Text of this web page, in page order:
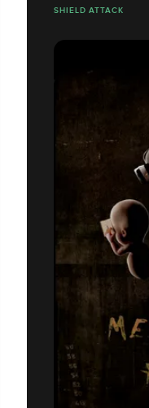
SHIELD ATTACK